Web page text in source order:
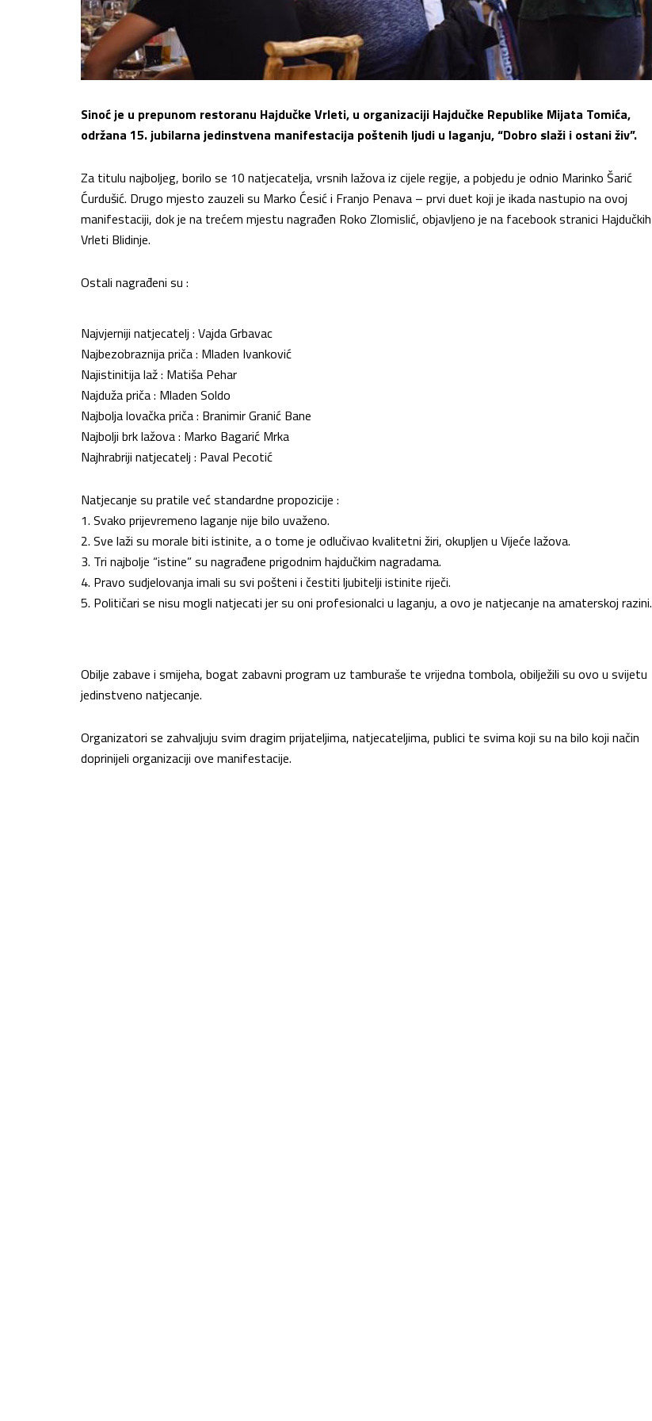
Sinoć je u prepunom restoranu Hajdučke Vrleti, u organizaciji Hajdučke Republike Mijata Tomića,
održana 15. jubilarna jedinstvena manifestacija poštenih ljudi u laganju, “Dobro slaži i ostani živ”.
Za titulu najboljeg, borilo se 10 natjecatelja, vrsnih lažova iz cijele regije, a pobjedu je odnio Marinko Šarić
Ćurdušić. Drugo mjesto zauzeli su Marko Ćesić i Franjo Penava – prvi duet koji je ikada nastupio na ovoj
manifestaciji, dok je na trećem mjestu nagrađen Roko Zlomislić, objavljeno je na facebook stranici Hajdučkih
Vrleti Blidinje.
Ostali nagrađeni su :
Najvjerniji natjecatelj : Vajda Grbavac
Najbezobraznija priča : Mladen Ivanković
Najistinitija laž : Matiša Pehar
Najduža priča : Mladen Soldo
Najbolja lovačka priča : Branimir Granić Bane
Najbolji brk lažova : Marko Bagarić Mrka
Najhrabriji natjecatelj : Paval Pecotić
Natjecanje su pratile već standardne propozicije :
1. Svako prijevremeno laganje nije bilo uvaženo.
2. Sve laži su morale biti istinite, a o tome je odlučivao kvalitetni žiri, okupljen u Vijeće lažova.
3. Tri najbolje “istine” su nagrađene prigodnim hajdučkim nagradama.
4. Pravo sudjelovanja imali su svi pošteni i čestiti ljubitelji istinite riječi.
5. Političari se nisu mogli natjecati jer su oni profesionalci u laganju, a ovo je natjecanje na amaterskoj razini.
Obilje zabave i smijeha, bogat zabavni program uz tamburaše te vrijedna tombola, obilježili su ovo u svijetu
jedinstveno natjecanje.
Organizatori se zahvaljuju svim dragim prijateljima, natjecateljima, publici te svima koji su na bilo koji način
doprinijeli organizaciji ove manifestacije.